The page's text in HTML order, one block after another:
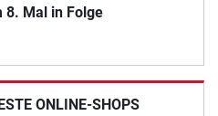
8. Mal in Folge
ONLINE-SHOPS